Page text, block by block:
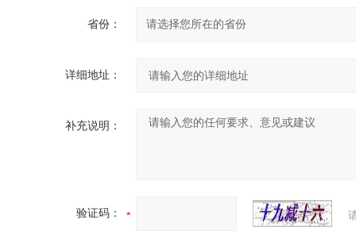
省份：
详细地址：
补充说明：
验证码：